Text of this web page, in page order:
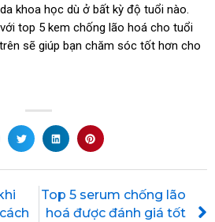
khoa học dù ở bất kỳ độ tuổi nào.
top 5 kem chống lão hoá cho tuổi
sẽ giúp bạn chăm sóc tốt hơn cho
Top 5 serum chống lão
hoá được đánh giá tốt